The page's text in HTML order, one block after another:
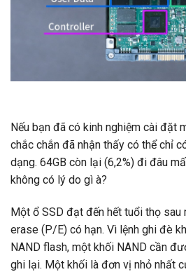
Nếu bạn đã có kinh nghiệm cài đặt
chắc chắn đã nhận thấy có thể chỉ
dạng. 64GB còn lại (6,2%) đi đâu
không có lý do gì à?
Một ổ SSD đạt đến hết tuổi thọ sau
erase (P/E) có hạn. Vì lệnh ghi đè
NAND flash, một khối NAND cần
ghi lại. Một khối là đơn vị nhỏ nhất